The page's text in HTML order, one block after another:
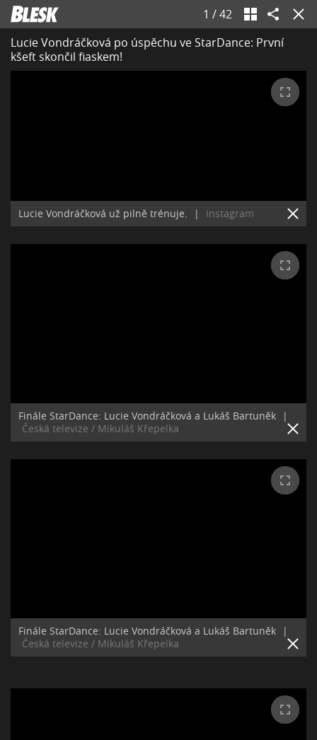
1 /42
Lucie Vondráčková po úspěchu ve StarDance: První
kšeft skončil fiaskem!
Lucie Vondráčková už pilně trénuje. | Instagram
Finále StarDance: Lucie Vondráčková a Lukáš Bartuněk
|
Česká televize / Mikuláš Křepelka
Finále StarDance: Lucie Vondráčková a Lukáš Bartuněk
|
Česká televize / Mikuláš Křepelka